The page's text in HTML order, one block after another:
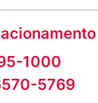
fidelidade
1000
5769